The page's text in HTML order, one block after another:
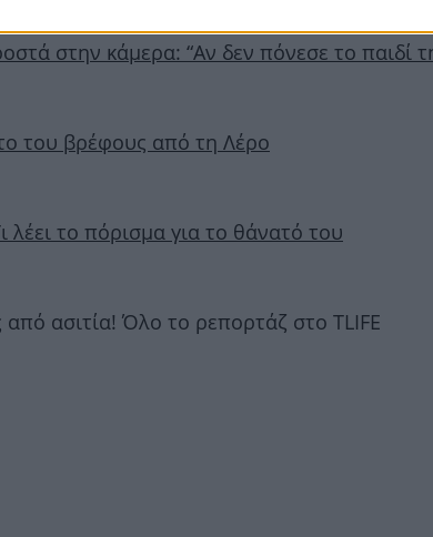
στην κάμερα: “Αν δεν πόνεσε το παιδί
του βρέφους από τη Λέρο
λέει το πόρισμα για το θάνατό του
ασιτία! Όλο το ρεπορτάζ στο TLIFE